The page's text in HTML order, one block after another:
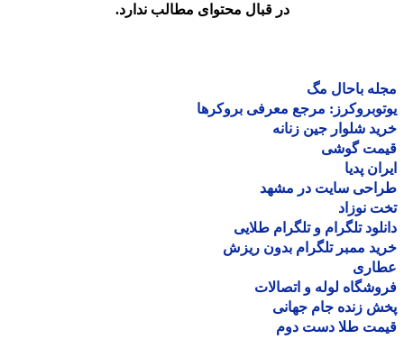
در قبال محتوای مطالب ندارد.
باحال مگ
مرجع معرفی بروکرها
شلوار جین زنانه
گوشی
پدیا
سایت در مشهد
نوزاد
تلگرام و تلگرام طلایی
ممبر تلگرام بدون ریزش
لوله و اتصالات
زنده جام جهانی
طلا دست دوم